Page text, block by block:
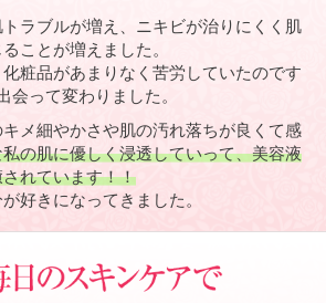
ラブルが増え、ニキビが治りにくく肌
ことが増えました。
粧品があまりなく苦労していたのです
会って変わりました。
メ細やかさや肌の汚れ落ちが良くて感
の肌に優しく浸透していって、美容液
れています！！
好きになってきました。